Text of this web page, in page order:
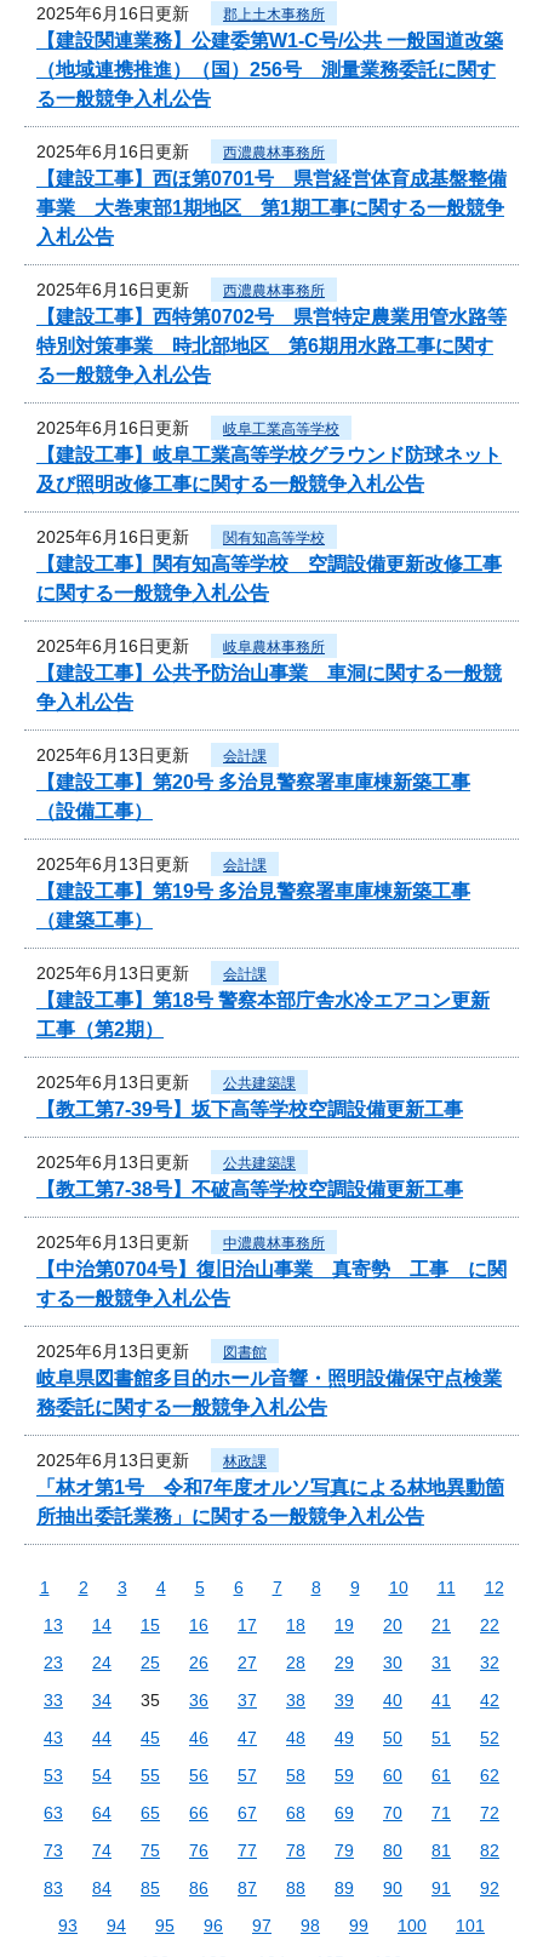
2025年6月16日更新 郡上土木事務所
【建設関連業務】公建委第W1-C号/公共 一般国道改築
（地域連携推進）（国）256号 測量業務委託に関す
る一般競争入札公告
2025年6月16日更新 西濃農林事務所
【建設工事】西ほ第0701号 県営経営体育成基盤整備
事業 大巻東部1期地区 第1期工事に関する一般競争
入札公告
2025年6月16日更新 西濃農林事務所
【建設工事】西特第0702号 県営特定農業用管水路等
特別対策事業 時北部地区 第6期用水路工事に関す
る一般競争入札公告
2025年6月16日更新 岐阜工業高等学校
【建設工事】岐阜工業高等学校グラウンド防球ネット
及び照明改修工事に関する一般競争入札公告
2025年6月16日更新 関有知高等学校
【建設工事】関有知高等学校 空調設備更新改修工事
に関する一般競争入札公告
2025年6月16日更新 岐阜農林事務所
【建設工事】公共予防治山事業 車洞に関する一般競
争入札公告
2025年6月13日更新 会計課
【建設工事】第20号 多治見警察署車庫棟新築工事
（設備工事）
2025年6月13日更新 会計課
【建設工事】第19号 多治見警察署車庫棟新築工事
（建築工事）
2025年6月13日更新 会計課
【建設工事】第18号 警察本部庁舎水冷エアコン更新
工事（第2期）
2025年6月13日更新 公共建築課
【教工第7-39号】坂下高等学校空調設備更新工事
2025年6月13日更新 公共建築課
【教工第7-38号】不破高等学校空調設備更新工事
2025年6月13日更新 中濃農林事務所
【中治第0704号】復旧治山事業 真寄勢 工事 に関
する一般競争入札公告
2025年6月13日更新 図書館
岐阜県図書館多目的ホール音響・照明設備保守点検業
務委託に関する一般競争入札公告
2025年6月13日更新 林政課
「林オ第1号 令和7年度オルソ写真による林地異動箇
所抽出委託業務」に関する一般競争入札公告
1 2 3 4 5 6 7 8 9 10 11
12
13
14 15 16 17 18 19 20 21
22
23
24 25 26 27 28 29 30 31
32
33
34 35 36 37 38 39 40 41
42
43
44 45 46 47 48 49 50 51
52
53
54 55 56 57 58 59 60 61
62
63
64 65 66 67 68 69 70 71
72
73
74 75 76 77 78 79 80 81
82
83
84 85 86 87 88 89 90 91
92
93
94 95 96 97 98 99 100
101